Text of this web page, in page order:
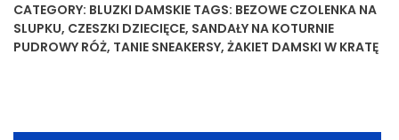
CATEGORY: BLUZKI DAMSKIE TAGS: BEZOWE CZOLENKA NA
SLUPKU, CZESZKI DZIECIĘCE, SANDAŁY NA KOTURNIE
PUDROWY RÓŻ, TANIE SNEAKERSY, ŻAKIET DAMSKI W KRATĘ